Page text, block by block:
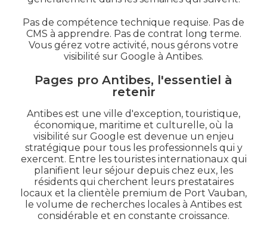
Pas de compétence technique requise. Pas de
CMS à apprendre. Pas de contrat long terme.
Vous gérez votre activité, nous gérons votre
visibilité sur Google à Antibes.
Pages pro Antibes, l'essentiel à
retenir
Antibes est une ville d'exception, touristique,
économique, maritime et culturelle, où la
visibilité sur Google est devenue un enjeu
stratégique pour tous les professionnels qui y
exercent. Entre les touristes internationaux qui
planifient leur séjour depuis chez eux, les
résidents qui cherchent leurs prestataires
locaux et la clientèle premium de Port Vauban,
le volume de recherches locales à Antibes est
considérable et en constante croissance.